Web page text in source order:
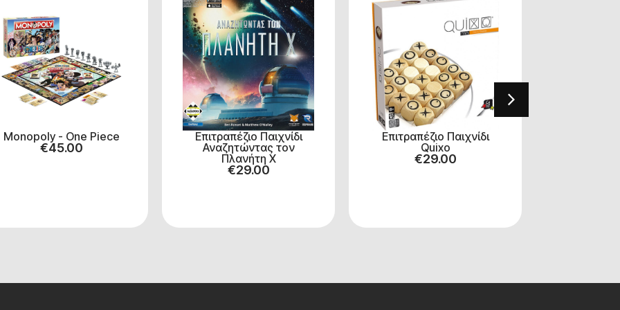
Monopoly - One Piece
€45.00
Επιτραπέζιο Παιχνίδι
Αναζητώντας τον
Πλανήτη Χ
€29.00
Επιτραπέζιο Παιχνίδι
Quixo
€29.00